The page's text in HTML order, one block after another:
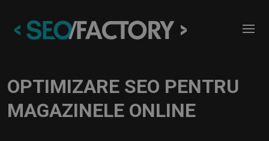
OPTIMIZARE SEO PENTRU
MAGAZINELE ONLINE